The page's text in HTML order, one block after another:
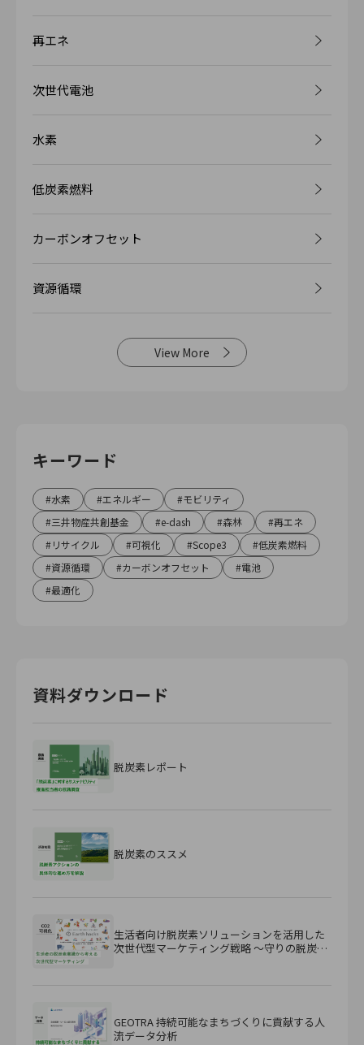
再エネ
次世代電池
水素
低炭素燃料
カーボンオフセット
資源循環
View More
キーワード
水素 エネルギー
モビリティ
三井物産共創基金
e-dash 森林
再エネ
リサイクル
可視化 Scope3
低炭素燃料
資源循環
カーボンオフセット
電池
最適化
資料ダウンロード
脱炭素レポート
脱炭素のススメ
生活者向け脱炭素ソリューションを活用した
次世代型マーケティング戦略 ～守りの脱炭素
GEOTRA 持続可能なまちづくりに貢献する人
流データ分析